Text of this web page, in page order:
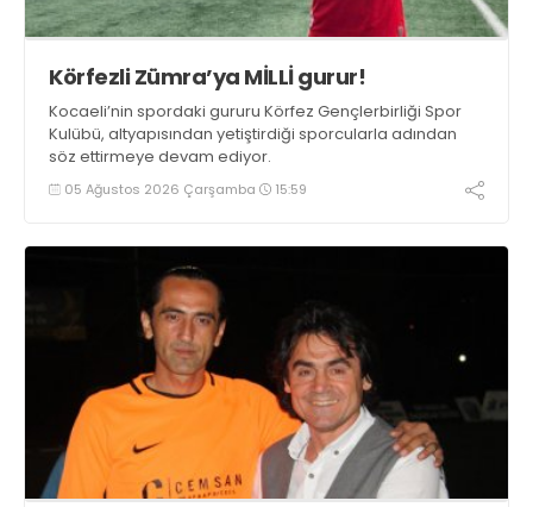
Körfezli Zümra’ya MİLLİ gurur!
Kocaeli’nin spordaki gururu Körfez Gençlerbirliği Spor
Kulübü, altyapısından yetiştirdiği sporcularla adından
söz ettirmeye devam ediyor.
05 Ağustos 2026 Çarşamba 15:59